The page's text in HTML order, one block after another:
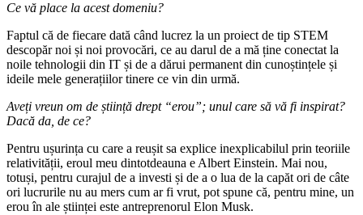
Ce vă place la acest domeniu?
Faptul că de fiecare dată când lucrez la un proiect de tip STEM
descopăr noi și noi provocări, ce au darul de a mă ține conectat la
noile tehnologii din IT și de a dărui permanent din cunoștințele și
ideile mele generațiilor tinere ce vin din urmă.
Aveți vreun om de știință drept “erou”; unul care să vă fi inspirat?
Dacă da, de ce?
Pentru ușurința cu care a reușit sa explice inexplicabilul prin teoriile
relativității, eroul meu dintotdeauna e Albert Einstein. Mai nou,
totuși, pentru curajul de a investi și de a o lua de la capăt ori de câte
ori lucrurile nu au mers cum ar fi vrut, pot spune că, pentru mine, un
erou în ale științei este antreprenorul Elon Musk.